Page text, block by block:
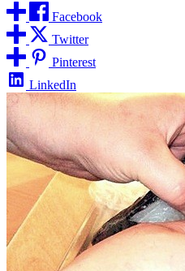
Facebook
Twitter
Pinterest
LinkedIn